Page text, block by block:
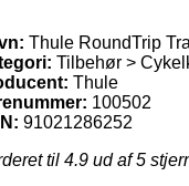
Thule RoundTrip
Tilbehør >
Thule
100502
91021286252
til 4.9 ud af 5